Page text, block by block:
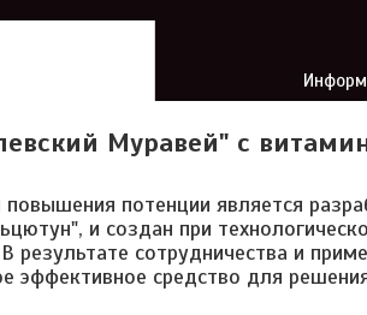
Муравей" с
потенции является
и создан при
результате сотрудничества и
эффективное средство для